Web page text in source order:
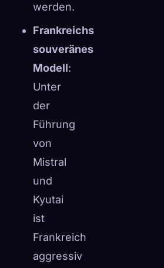
werden.
Frankreichs
souveränes
Modell:
Unter
der
Führung
von
Mistral
und
Kyutai
ist
Frankreich
aggressiv